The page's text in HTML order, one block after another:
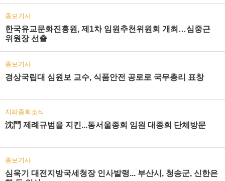
종보기사
한국유교문화진흥원, 제1차 임원추천위원회 개최…심중근
위원장 선출
종보기사
경상국립대 심원보 교수, 식품안전 공로로 국무총리 표창
지파종회소식
沈門 제례규범을 지킨...동서울종회 임원 대종회 단체방문
종보기사
심욱기 대전지방국세청장 인사발령... 부산시, 청송군, 신한은